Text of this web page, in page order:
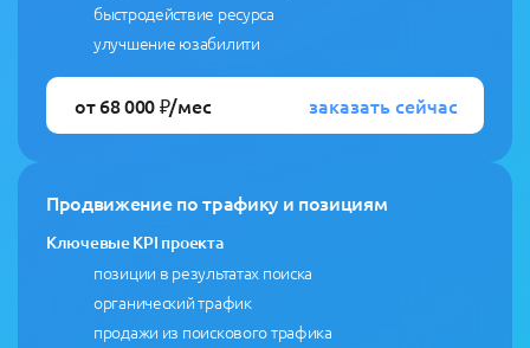
быстродействие ресурса
улучшение юзабилити
от 68 000 ₽/мес заказать сейчас
Продвижение по трафику и позициям
Ключевые KPI проекта
позиции в результатах поиска
органический трафик
продажи из поискового трафика